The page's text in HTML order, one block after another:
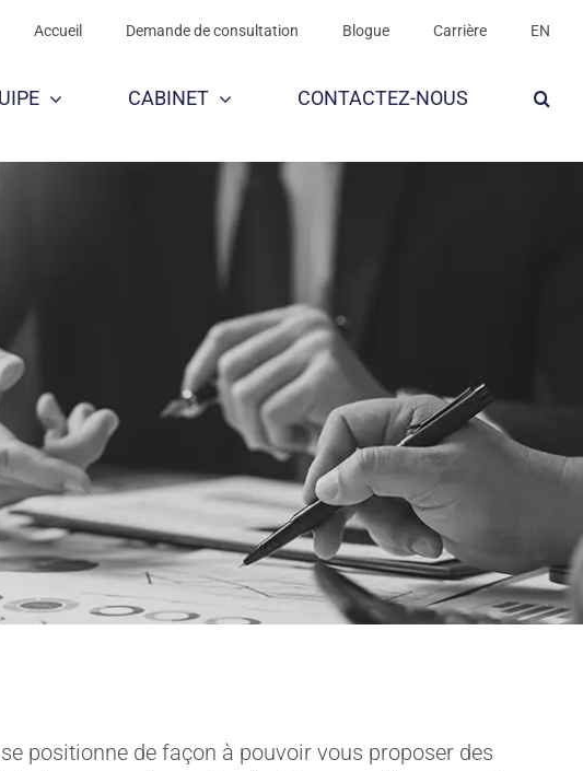
Accueil Demande de consultation Blogue Carrière EN
CABINET CONTACTEZ-NOUS
positionne de façon à pouvoir vous proposer des